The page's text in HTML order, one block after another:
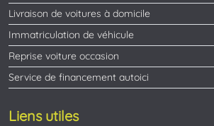
Livraison de voitures à domicile
Immatriculation de véhicule
Reprise voiture occasion
Service de financement autoici
Liens utiles